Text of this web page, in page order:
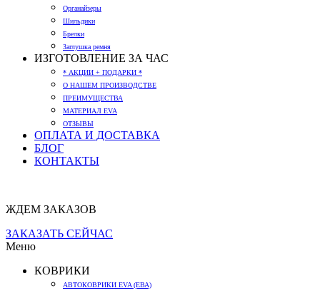
Органайзеры
Шильдики
Брелки
Заглушка ремня
ИЗГОТОВЛЕНИЕ ЗА ЧАС
* АКЦИИ + ПОДАРКИ *
О НАШЕМ ПРОИЗВОДСТВЕ
ПРЕИМУЩЕСТВА
МАТЕРИАЛ EVA
ОТЗЫВЫ
ОПЛАТА И ДОСТАВКА
БЛОГ
КОНТАКТЫ
ЖДЕМ ЗАКАЗОВ
ЗАКАЗАТЬ СЕЙЧАС
Меню
КОВРИКИ
АВТОКОВРИКИ EVA (ЕВА)